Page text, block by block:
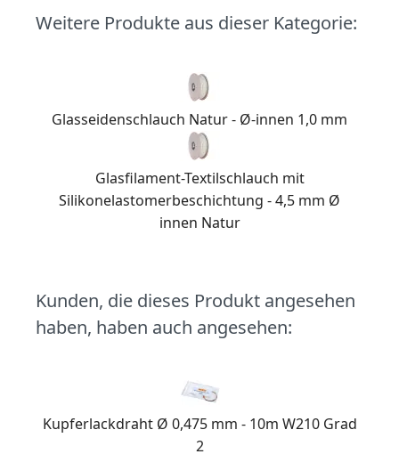
Weitere Produkte aus dieser Kategorie:
Glasseidenschlauch Natur - Ø-innen 1,0 mm
Glasfilament-Textilschlauch mit
Silikonelastomerbeschichtung - 4,5 mm Ø
innen Natur
Kunden, die dieses Produkt angesehen
haben, haben auch angesehen:
Kupferlackdraht Ø 0,475 mm - 10m W210 Grad
2